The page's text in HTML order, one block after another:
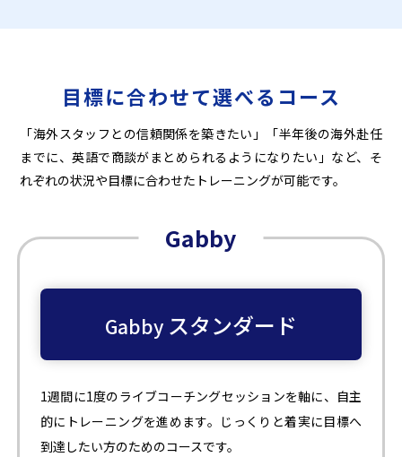
目標に合わせて選べるコース
「海外スタッフとの信頼関係を築きたい」「半年後の海外赴任
までに、英語で商談がまとめられるようになりたい」など、そ
れぞれの状況や目標に合わせたトレーニングが可能です。
Gabby
Gabby スタンダード
1週間に1度のライブコーチングセッションを軸に、自主
的にトレーニングを進めます。じっくりと着実に目標へ
到達したい方のためのコースです。